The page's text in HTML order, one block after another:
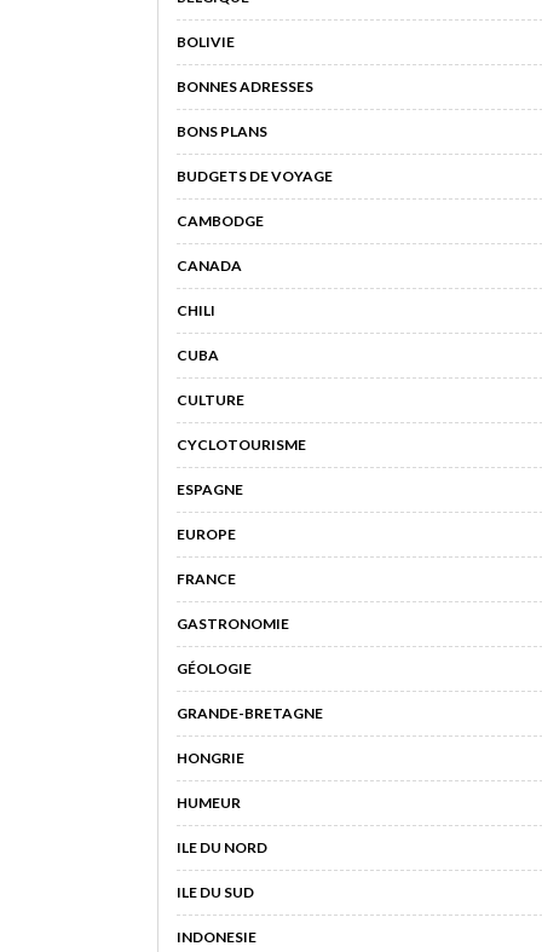
BOLIVIE
BONNES ADRESSES
BONS PLANS
BUDGETS DE VOYAGE
CAMBODGE
CANADA
CHILI
CUBA
CULTURE
CYCLOTOURISME
ESPAGNE
EUROPE
FRANCE
GASTRONOMIE
GÉOLOGIE
GRANDE-BRETAGNE
HONGRIE
HUMEUR
ILE DU NORD
ILE DU SUD
INDONESIE